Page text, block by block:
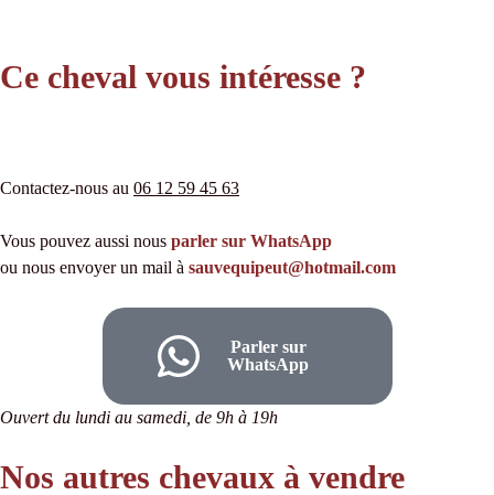
Ce cheval vous intéresse ?
Contactez-nous au 06 12 59 45 63
Vous pouvez aussi nous parler sur WhatsApp
ou nous envoyer un mail à sauvequipeut@hotmail.com
Parler sur
WhatsApp
Ouvert du lundi au samedi, de 9h à 19h
Nos autres chevaux à vendre